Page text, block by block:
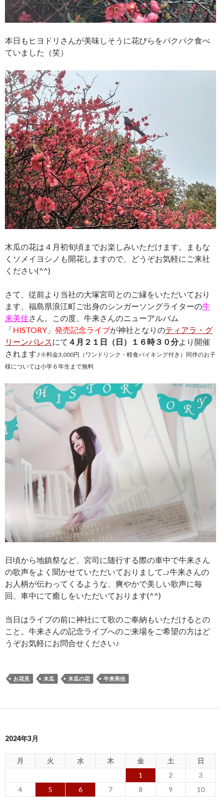
本日もヒヨドリさんが美味しそうに花びらをパクパク食べ
ていました（笑）
木瓜の花は４月初旬頃までお楽しみいただけます。まもな
くソメイヨシノも開花しますので、どうぞお気軽にご来社
ください(^^)
さて、従前より当社の大塚宮司とのご縁をいただいており
ます、福島県浪江町ご出身のシンガーソングライターの牛
来美佳さん。この度、牛来さんのニューアルバム
「HISTORY 」 発売記念ライブが神社となりのティアラ・グ
リーンパレスにて ４月２１日（日）１６時３０分より開催
されます♪※料金3,000円（ワンドリンク・軽食バイキング付き）同伴のお子
様については小学６年生まで無料
日頃から地鎮祭など、宮司に随行する際の車中で牛来さん
の歌声をよく聞かせていただいておりまして..♪牛来さんの
お人柄が伝わってくるような、爽やかで美しい歌声に毎
回、車中にて癒しをいただいております(^^)
当日はライブの前に神社にて歌のご奉納もいただけるとの
こと。牛来さんの記念ライブへのご来場をご希望の方はど
うぞお気軽にお問合せください♪
お花見 木瓜 木瓜の花 牛来美佳
2024年3月
月 火 水 木 金 土
日
1
2
3
4
5 6 7 8 9 10